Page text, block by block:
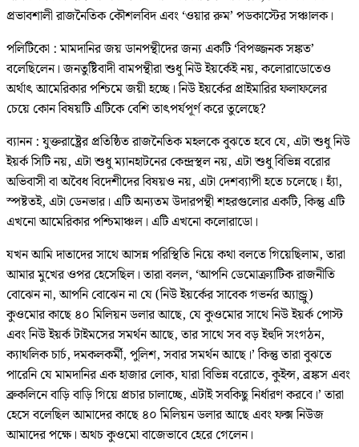
প্রভাবশালী রাজনৈতিক কৌশলবিদ এবং ‘ওয়ার রুম’ পডকাস্টের সঞ্চালক।
পলিটিকো : মামদানির জয় ডানপন্থীদের জন্য একটি ‘বিপজ্জনক সঙ্কত’
বলেছিলেন। জনতুষ্টিবাদী বামপন্থীরা শুধু নিউ ইয়র্কেই নয়, কলোরাডোতেও
অর্থাৎ আমেরিকার পশ্চিমে জয়ী হচ্ছে। নিউ ইয়র্কের প্রাইমারির ফলাফলের
চেয়ে কোন বিষয়টি এটিকে বেশি তাৎপর্যপূর্ণ করে তুলেছে?
ব্যানন : যুক্তরাষ্ট্রের প্রতিষ্ঠিত রাজনৈতিক মহলকে বুঝতে হবে যে, এটা শুধু নিউ
ইয়র্ক সিটি নয়, এটা শুধু ম্যানহাটনের কেন্দ্রস্থল নয়, এটা শুধু বিভিন্ন বরোর
অভিবাসী বা অবৈধ বিদেশীদের বিষয়ও নয়, এটা দেশব্যাপী হতে চলেছে। হ্যাঁ,
স্পষ্টতই, এটা ডেনভার। এটি অন্যতম উদারপন্থী শহরগুলোর একটি, কিন্তু এটি
এখনো আমেরিকার পশ্চিমাঞ্চল। এটি এখনো কলোরাডো।
যখন আমি দাতাদের সাথে আসন্ন পরিস্থিতি নিয়ে কথা বলতে গিয়েছিলাম, তারা
আমার মুখের ওপর হেসেছিল। তারা বলল, ‘আপনি ডেমোক্র্যাটিক রাজনীতি
বোঝেন না, আপনি বোঝেন না যে (নিউ ইয়র্কের সাবেক গভর্নর অ্যান্ড্রু)
কুওমোর কাছে ৪০ মিলিয়ন ডলার আছে, যে কুওমোর সাথে নিউ ইয়র্ক পোস্ট
এবং নিউ ইয়র্ক টাইমসের সমর্থন আছে, তার সাথে সব বড় ইহুদি সংগঠন,
ক্যাথলিক চার্চ, দমকলকর্মী, পুলিশ, সবার সমর্থন আছে।’ কিন্তু তারা বুঝতে
পারেনি যে মামদানির এক হাজার লোক, যারা বিভিন্ন বরোতে, কুইন্স, ব্রঙ্কস এবং
ব্রুকলিনে বাড়ি বাড়ি গিয়ে প্রচার চালাচ্ছে, এটাই সবকিছু নির্ধারণ করবে।’ তারা
হেসে বলেছিল আমাদের কাছে ৪০ মিলিয়ন ডলার আছে এবং ফক্স নিউজ
আমাদের পক্ষে। অথচ কুওমো বাজেভাবে হেরে গেলেন।